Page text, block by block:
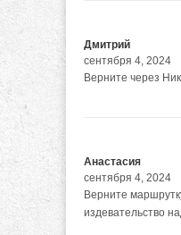
Дмитрий
сентября 4, 2024
Верните через
Анастасия
сентября 4, 2024
Верните
издевательство